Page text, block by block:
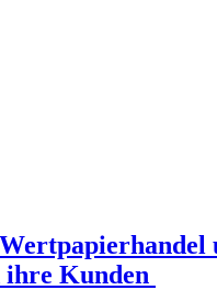
ihre Kunden